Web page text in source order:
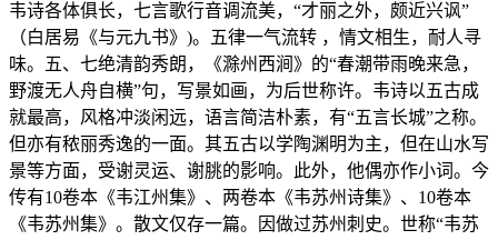
韦诗各体俱长，七言歌行音调流美，“才丽之外，颇近兴讽”
（白居易《与元九书》)。五律一气流转 ，情文相生，耐人寻
味。五、七绝清韵秀朗，《滁州西涧》的“春潮带雨晚来急，
野渡无人舟自横”句，写景如画，为后世称许。韦诗以五古成
就最高，风格冲淡闲远，语言简洁朴素，有“五言长城”之称。
但亦有秾丽秀逸的一面。其五古以学陶渊明为主，但在山水写
景等方面，受谢灵运、谢朓的影响。此外，他偶亦作小词。今
传有10卷本《韦江州集》、两卷本《韦苏州诗集》、10卷本
《韦苏州集》。散文仅存一篇。因做过苏州刺史。世称“韦苏